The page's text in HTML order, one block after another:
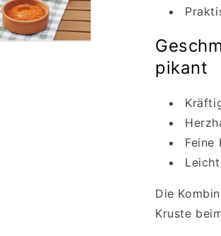
pikant
Feine
Die
Kruste